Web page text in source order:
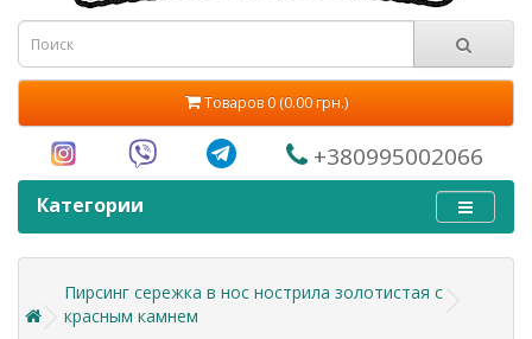
Товаров 0 (0.00 грн.)
+380995002066
Категории
Пирсинг сережка в нос нострила золотистая с
красным камнем